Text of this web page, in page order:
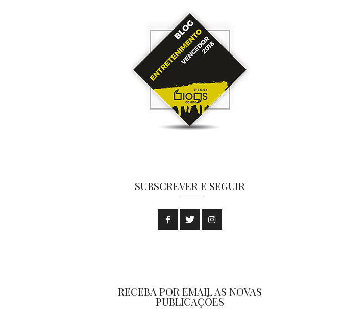
SUBSCREVER E SEGUIR
RECEBA POR EMAIL AS NOVAS
PUBLICAÇÕES